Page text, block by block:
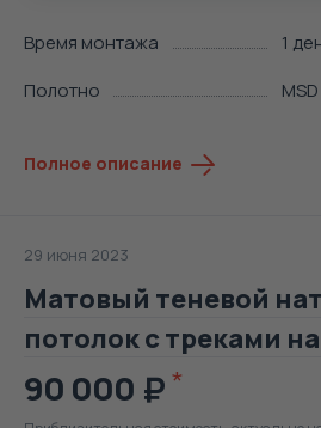
Время монтажа
1
Полотно
MSD
Полное описание
29 июня 2023
Матовый теневой
потолок с треками
90 000